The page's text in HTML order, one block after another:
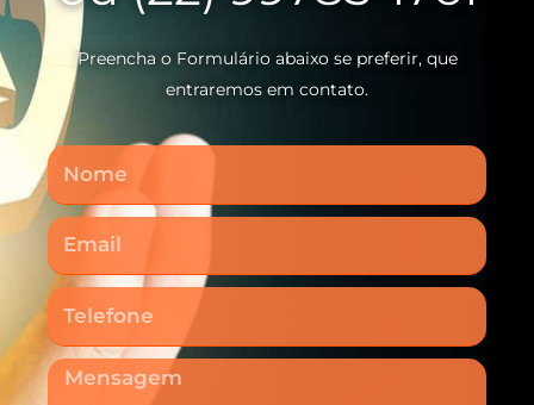
Preencha o Formulário abaixo se preferir, que
entraremos em contato.
Nome
Email
Telefone
Mensagem